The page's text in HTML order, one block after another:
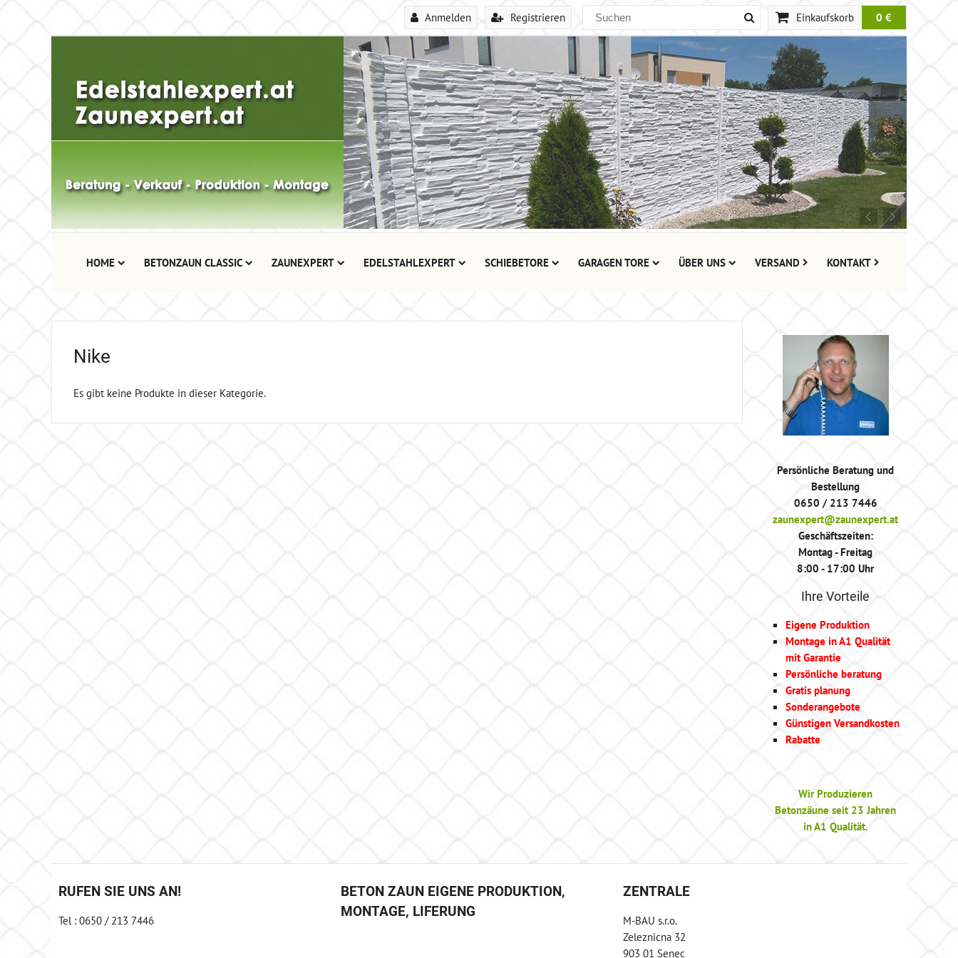
Anmelden Registrieren Einkaufskorb 0 €
HOME BETONZAUN CLASSIC ZAUNEXPERT EDELSTAHLEXPERT SCHIEBETORE GARAGEN TORE ÜBER UNS VERSAND KONTAKT
Nike
Es gibt keine Produkte in dieser Kategorie.
Persönliche Beratung und
Bestellung
0650 / 213 7446
zaunexpert@zaunexpert.at
Geschäftszeiten:
Montag - Freitag
8:00 - 17:00 Uhr
Ihre Vorteile
Eigene Produktion
Montage in A1 Qualität
mit Garantie
Persönliche beratung
Gratis planung
Sonderangebote
Günstigen Versandkosten
Rabatte
Wir Produzieren
Betonzäune seit 23 Jahren
in A1 Qualität.
RUFEN SIE UNS AN!
Tel : 0650 / 213 7446
BETON ZAUN EIGENE PRODUKTION,
MONTAGE, LIFERUNG
ZENTRALE
M-BAU s.r.o.
Zeleznicna 32
903 01 Senec